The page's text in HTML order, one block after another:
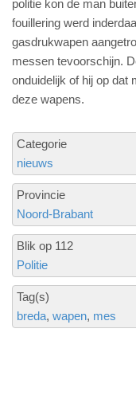
politie kon de man
fouillering werd
gasdrukwapen
messen tevoorschijn.
onduidelijk of hij op dat
deze wapens.
Categorie
nieuws
Provincie
Noord-Brabant
Blik op 112
Politie
Tag(s)
breda wapen mes